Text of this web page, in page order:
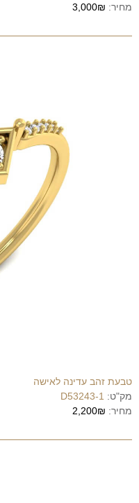
מחיר: 3,000₪
טבעת זהב עדינה לאישה
מק"ט: D53243-1
מחיר: 2,200₪